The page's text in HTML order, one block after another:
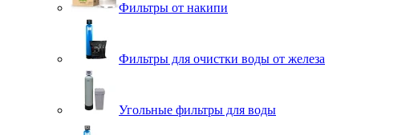
Фильтры от накипи
Фильтры для очистки воды от железа
Угольные фильтры для воды